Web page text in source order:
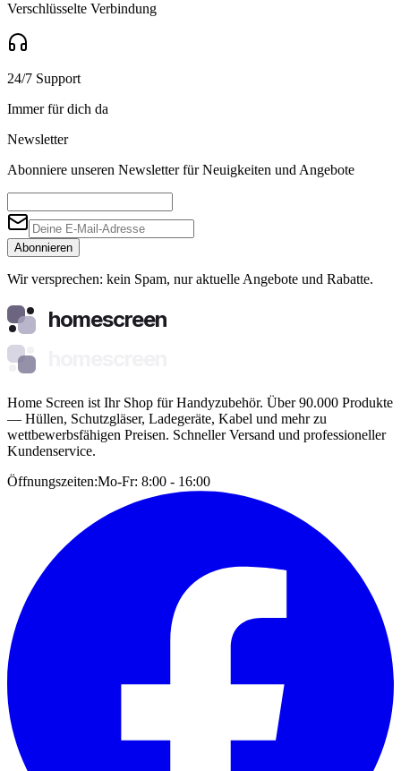
Verschlüsselte Verbindung
24/7 Support
Immer für dich da
Newsletter
Abonniere unseren Newsletter für Neuigkeiten und Angebote
Abonnieren
Wir versprechen: kein Spam, nur aktuelle Angebote und Rabatte.
homescreen
Home Screen ist Ihr Shop für Handyzubehör. Über 90.000 Produkte
— Hüllen, Schutzgläser, Ladegeräte, Kabel und mehr zu
wettbewerbsfähigen Preisen. Schneller Versand und professioneller
Kundenservice.
Öffnungszeiten:Mo-Fr: 8:00 - 16:00